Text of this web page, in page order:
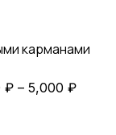
карманами
₽ – 5,000 ₽